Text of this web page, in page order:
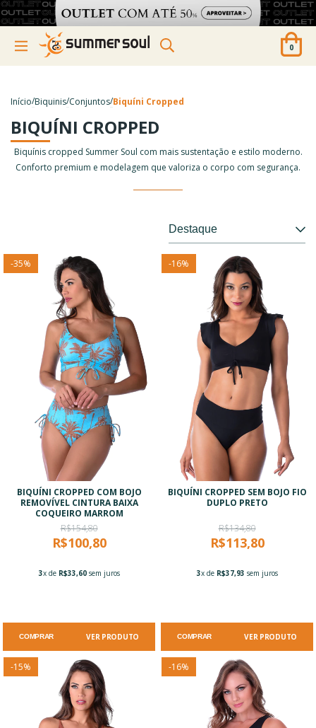
0
Início/Biquinis/Conjuntos/Biquíni Cropped
BIQUÍNI CROPPED
Biquínis cropped Summer Soul com mais sustentação e estilo moderno.
Conforto premium e modelagem que valoriza o corpo com segurança.
-35%
BIQUÍNI CROPPED COM BOJO
REMOVÍVEL CINTURA BAIXA
COQUEIRO MARROM
R$154,80
R$100,80
3x de R$33,60sem juros
COMPRAR VER PRODUTO
-16%
BIQUÍNI CROPPED SEM BOJO FIO
DUPLO PRETO
R$134,80
R$113,80
3x de R$37,93 sem juros
COMPRAR VER PRODUTO
-15% -16%